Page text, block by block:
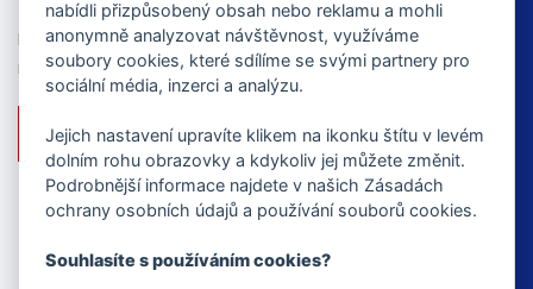
Pošlete nám nezávaznou poptávku nebo se zeptejte
na cokoliv.
MÁM ZÁJEM
nabídli přizpůsobený obsah nebo reklamu a mohli
anonymně analyzovat návštěvnost, využíváme
soubory cookies, které sdílíme se svými partnery pro
sociální média, inzerci a analýzu.
Jejich nastavení upravíte klikem na ikonku štítu v levém
dolním rohu obrazovky a kdykoliv jej můžete změnit.
Podrobnější informace najdete v našich Zásadách
ochrany osobních údajů a používání souborů cookies.
Souhlasíte s používáním cookies?